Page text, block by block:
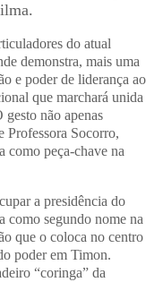
do atual
demonstra, mais uma
e poder de liderança ao
que marchará unida
gesto não apenas
Professora Socorro,
como peça-chave na
a presidência do
como segundo nome na
que o coloca no centro
poder em Timon.
“coringa” da